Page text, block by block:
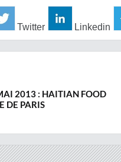
Twitter Linkedin
2013 : HAITIAN FOOD
DE PARIS